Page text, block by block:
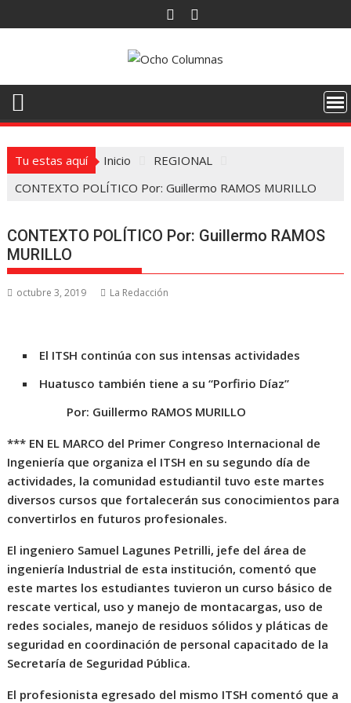
al
Tu estas aquí Inicio
REGIONAL
CONTEXTO POLÍTICO Por: Guillermo RAMOS MURILLO
CONTEXTO POLÍTICO Por: Guillermo RAMOS
MURILLO
octubre 3, 2019 La Redacción
El ITSH continúa con sus intensas actividades
Huatusco también tiene a su “Porfirio Díaz”
Por: Guillermo RAMOS MURILLO
*** EN EL MARCO del Primer Congreso Internacional de
Ingeniería que organiza el ITSH en su segundo día de
actividades, la comunidad estudiantil tuvo este martes
diversos cursos que fortalecerán sus conocimientos para
convertirlos en futuros profesionales.
El ingeniero Samuel Lagunes Petrilli, jefe del área de
ingeniería Industrial de esta institución, comentó que
este martes los estudiantes tuvieron un curso básico de
rescate vertical, uso y manejo de montacargas, uso de
redes sociales, manejo de residuos sólidos y pláticas de
seguridad en coordinación de personal capacitado de la
Secretaría de Seguridad Pública.
El profesionista egresado del mismo ITSH comentó que a